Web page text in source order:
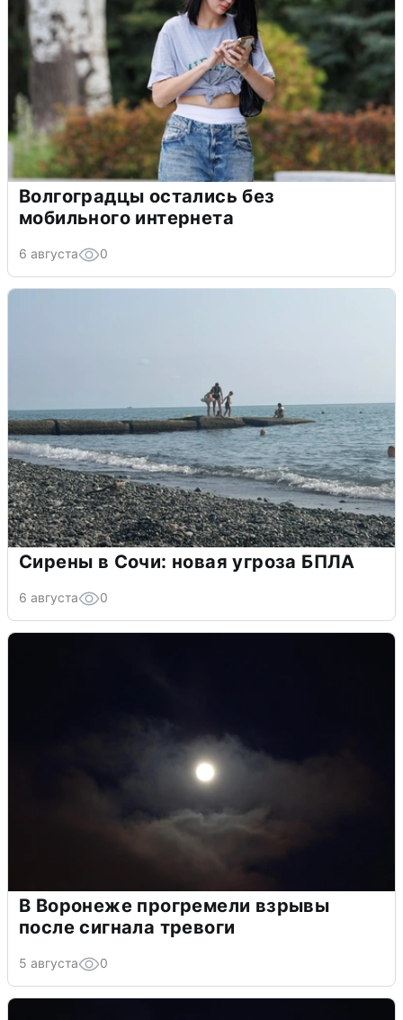
Волгоградцы остались без
мобильного интернета
6 августа 0
Сирены в Сочи: новая угроза БПЛА
6 августа 0
В Воронеже прогремели взрывы
после сигнала тревоги
5 августа 0